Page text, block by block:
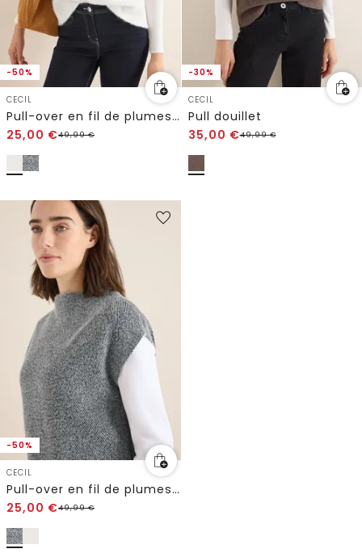
-50%
CECIL
Pull-over en fil de plumes Two-Tone
25,00 €49,99€
-30%
CECIL
Pull douillet
35,00 €49,99€
-50%
CECIL
Pull-over en fil de plumes Two-Tone
25,00 €49,99€